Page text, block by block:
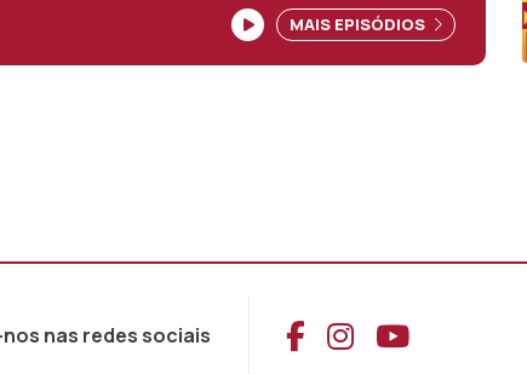
MAIS EPISÓDIOS
nas redes sociais Aceder ao
Aceder ao
Aceder